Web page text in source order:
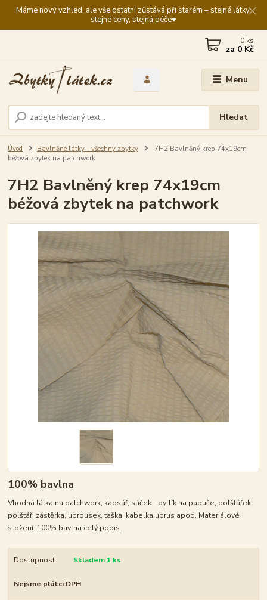
Máme nový vzhled, ale vše ostatní zůstává při starém – stejné látky,
stejné ceny, stejná péče♥️
Menu
Hledat
0 ks
za 0 Kč
Úvod Bavlněné látky - všechny zbytky
7H2 Bavlněný krep 74x19cm
béžová zbytek na patchwork
7H2 Bavlněný krep 74x19cm
béžová zbytek na patchwork
100% bavlna
Vhodná látka na patchwork, kapsář, sáček - pytlík na papuče, polštářek,
polštář, zástěrka, ubrousek, taška, kabelka,ubrus apod. Materiálové
složení: 100% bavlna celý popis
Dostupnost Skladem 1 ks
Nejsme plátci DPH